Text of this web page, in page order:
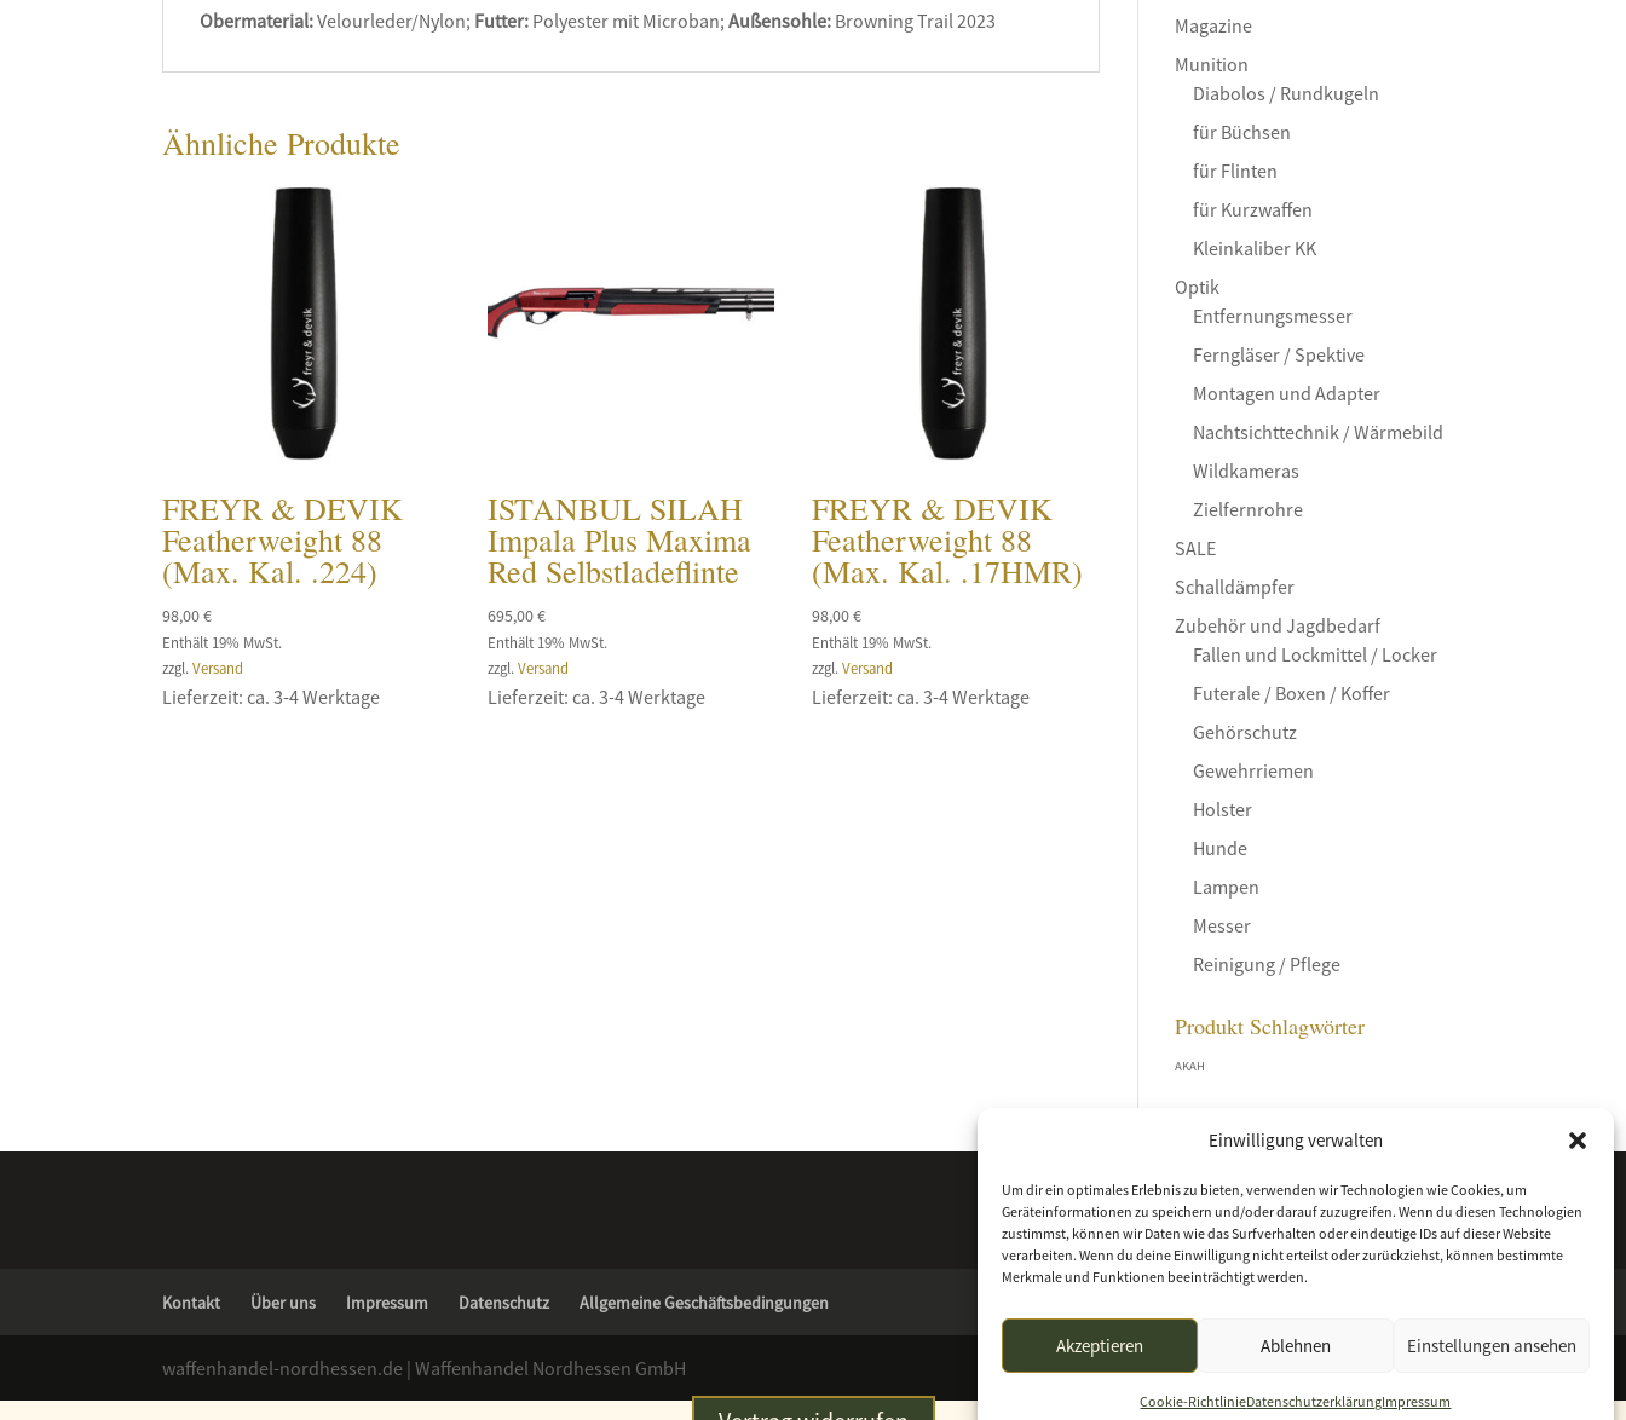
Einwilligung verwalten
Um dir ein optimales Erlebnis zu bieten, verwenden wir Technologien wie Cookies, um
Geräteinformationen zu speichern und/oder darauf zuzugreifen. Wenn du diesen Technologien
zustimmst, können wir Daten wie das Surfverhalten oder eindeutige IDs auf dieser Website
verarbeiten. Wenn du deine Einwilligung nicht erteilst oder zurückziehst, können bestimmte
Merkmale und Funktionen beeinträchtigt werden.
Akzeptieren Ablehnen Einstellungen ansehen
Cookie-RichtlinieDatenschutzerklärungImpressum
Obermaterial:Velourleder/Nylon; Futter: Polyester mit Microban;Außensohle: Browning Trail 2023
Ähnliche Produkte
FREYR & DEVIK
Featherweight 88
(Max. Kal. .224)
98,00€
Enthält 19% MwSt.
zzgl.Versand
Lieferzeit: ca. 3-4 Werktage
ISTANBUL SILAH
Impala Plus Maxima
Red Selbstladeflinte
695,00€
Enthält 19% MwSt.
zzgl. Versand
Lieferzeit: ca. 3-4 Werktage
FREYR & DEVIK
Featherweight 88
(Max. Kal. .17HMR)
98,00€
Enthält 19% MwSt.
zzgl.Versand
Lieferzeit: ca. 3-4 Werktage
Magazine
Munition
Diabolos / Rundkugeln
für Büchsen
für Flinten
für Kurzwaffen
Kleinkaliber KK
Optik
Entfernungsmesser
Ferngläser / Spektive
Montagen und Adapter
Nachtsichttechnik / Wärmebild
Wildkameras
Zielfernrohre
SALE
Schalldämpfer
Zubehör und Jagdbedarf
Fallen und Lockmittel / Locker
Futerale / Boxen / Koffer
Gehörschutz
Gewehrriemen
Holster
Hunde
Lampen
Messer
Reinigung / Pflege
Produkt Schlagwörter
AKAH
Kontakt Über uns Impressum Datenschutz Allgemeine Geschäftsbedingungen
waffenhandel-nordhessen.de | Waffenhandel Nordhessen GmbH